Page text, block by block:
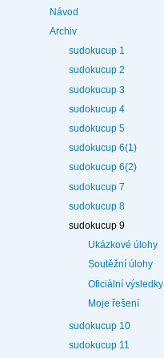
Návod
Archiv
sudokucup 1
sudokucup 2
sudokucup 3
sudokucup 4
sudokucup 5
sudokucup 6(1)
sudokucup 6(2)
sudokucup 7
sudokucup 8
sudokucup 9
Ukázkové úlohy
Soutěžní úlohy
Oficiální výsledky
Moje řešení
sudokucup 10
sudokucup 11